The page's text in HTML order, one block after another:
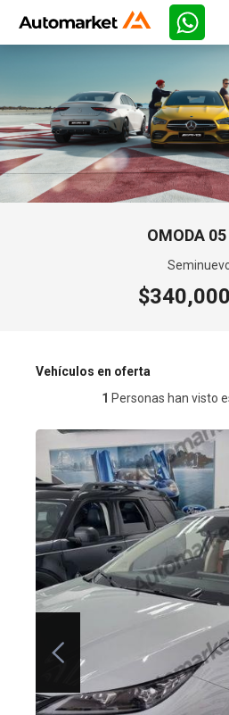
OMODA
Vehículos en oferta
1 Personas han visto